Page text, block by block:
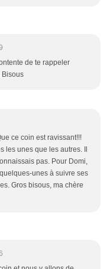
de te rappeler
Bisous
ce coin est ravissant!!!
les unes que les autres. Il
pas. Pour Domi,
unes à suivre ses
Gros bisous, ma chère